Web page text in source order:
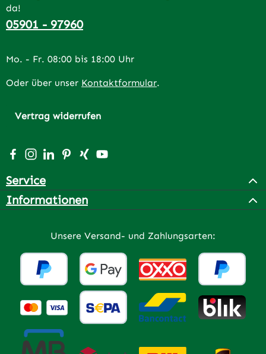
da!
05901 - 97960
Mo. - Fr. 08:00 bis 18:00 Uhr
Oder über unser Kontaktformular.
Vertrag widerrufen
Besuche uns auf Facebook – öffnet in neuem Tab
Schau auf Instagram vorbei – öffnet in neuem Tab
Vernetze dich mit uns auf LinkedIn – öffnet in
Lass dich auf Pinterest inspirieren – öffnet
Vernetze dich mit uns auf Xing – öffnet
Sieh dir unsere Videos auf YouTube
Service
Informationen
Unsere Versand- und Zahlungsarten: